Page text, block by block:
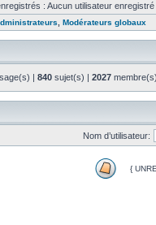
: Aucun utilisateur enregistré
Modérateurs globaux
| 840 sujet(s) | 2027
Nom d’utilisateur:
{